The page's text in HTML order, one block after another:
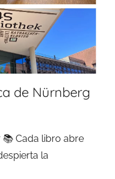
de Nürnberg
📚 Cada libro abre
la